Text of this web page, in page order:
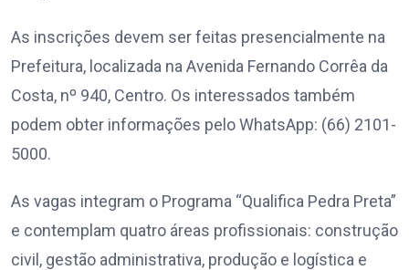
As inscrições devem ser feitas presencialmente na
Prefeitura, localizada na Avenida Fernando Corrêa da
Costa, nº 940, Centro. Os interessados também
podem obter informações pelo WhatsApp: (66) 2101-
5000.
As vagas integram o Programa “Qualifica Pedra Preta”
e contemplam quatro áreas profissionais: construção
civil, gestão administrativa, produção e logística e